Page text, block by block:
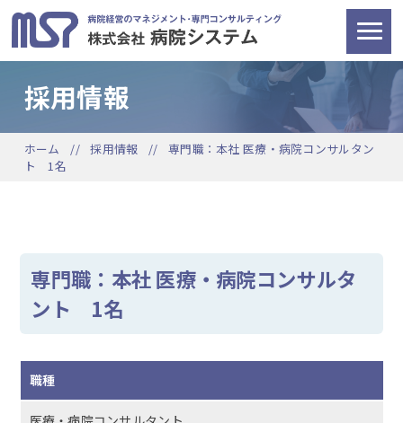
採用情報
ホーム 採用情報
専門職：本社 医療・病院コンサルタン
ト 1名
専門職：本社 医療・病院コンサルタ
ント 1名
職種